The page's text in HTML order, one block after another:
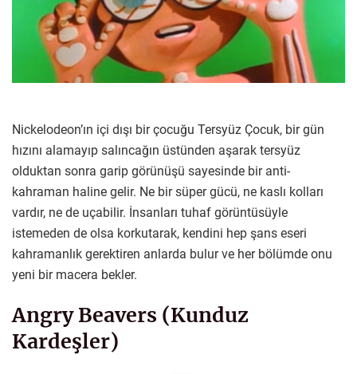
Nickelodeon’ın içi dışı bir çocuğu Tersyüz Çocuk, bir gün
hızını alamayıp salıncağın üstünden aşarak tersyüz
olduktan sonra garip görünüşü sayesinde bir anti-
kahraman haline gelir. Ne bir süper gücü, ne kaslı kolları
vardır, ne de uçabilir. İnsanları tuhaf görüntüsüyle
istemeden de olsa korkutarak, kendini hep şans eseri
kahramanlık gerektiren anlarda bulur ve her bölümde onu
yeni bir macera bekler.
Angry Beavers (Kunduz
Kardeşler)